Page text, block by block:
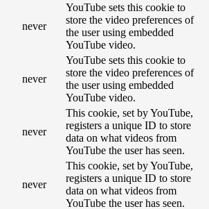
never
YouTube sets this cookie to
store the video preferences of
the user using embedded
YouTube video.
never
YouTube sets this cookie to
store the video preferences of
the user using embedded
YouTube video.
never
This cookie, set by YouTube,
registers a unique ID to store
data on what videos from
YouTube the user has seen.
never
This cookie, set by YouTube,
registers a unique ID to store
data on what videos from
YouTube the user has seen.